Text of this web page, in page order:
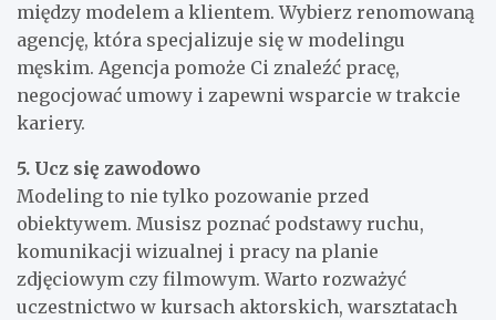
między modelem a klientem. Wybierz renomowaną
agencję, która specjalizuje się w modelingu
męskim. Agencja pomoże Ci znaleźć pracę,
negocjować umowy i zapewni wsparcie w trakcie
kariery.
5. Ucz się zawodowo
Modeling to nie tylko pozowanie przed
obiektywem. Musisz poznać podstawy ruchu,
komunikacji wizualnej i pracy na planie
zdjęciowym czy filmowym. Warto rozważyć
uczestnictwo w kursach aktorskich, warsztatach